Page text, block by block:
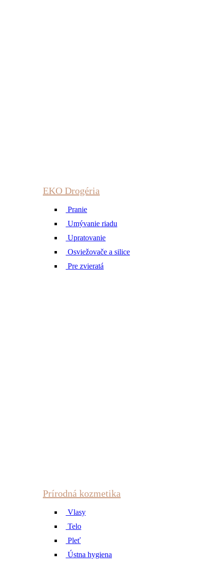
EKO Drogéria
Pranie
Umývanie riadu
Upratovanie
Osviežovače a silice
Pre zvieratá
Prírodná kozmetika
Vlasy
Telo
Pleť
Ústna hygiena